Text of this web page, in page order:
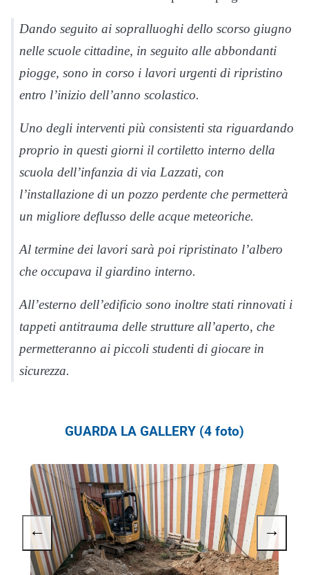
Dando seguito ai sopralluoghi dello scorso giugno
nelle scuole cittadine, in seguito alle abbondanti
piogge, sono in corso i lavori urgenti di ripristino
entro l’inizio dell’anno scolastico.
Uno degli interventi più consistenti sta riguardando
proprio in questi giorni il cortiletto interno della
scuola dell’infanzia di via Lazzati, con
l’installazione di un pozzo perdente che permetterà
un migliore deflusso delle acque meteoriche.
Al termine dei lavori sarà poi ripristinato l’albero
che occupava il giardino interno.
All’esterno dell’edificio sono inoltre stati rinnovati i
tappeti antitrauma delle strutture all’aperto, che
permetteranno ai piccoli studenti di giocare in
sicurezza.
GUARDA LA GALLERY (4 foto)
← →